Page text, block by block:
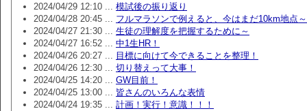
2024/04/29 12:10 ... 模試後の振り返り
2024/04/28 20:45 ... フルマラソンで例えると、今はまだ10km地点～
2024/04/27 21:30 ... 生徒の理解度を把握するために～
2024/04/27 16:52 ... 中1生HR！
2024/04/26 20:27 ... 目標に向けて今できることを整理！
2024/04/26 12:30 ... 切り替えって大事！
2024/04/25 14:20 ... GW目前！
2024/04/25 13:00 ... 皆さんのいろんな表情
2024/04/24 19:35 ... 計画！実行！意識！！！